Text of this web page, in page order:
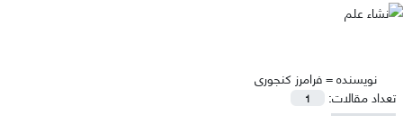
نویسنده =فرامرز کنجوری
تعداد مقالات:
1